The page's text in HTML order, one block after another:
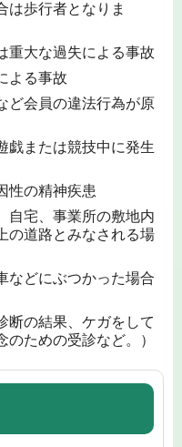
は歩行者となりま
重大な過失による事故
よる事故
ど会員の違法行為が原
戯または競技中に発生
性の精神疾患
自宅、事業所の敷地内
の道路とみなされる場
などにぶつかった場合
断の結果、ケガをして
ための受診など。）